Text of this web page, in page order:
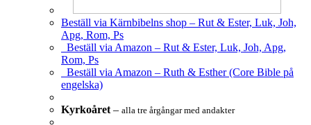
Beställ via Kärnbibelns shop – Rut & Ester, Luk, Joh,
Apg, Rom, Ps
Beställ via Amazon – Rut & Ester, Luk, Joh, Apg,
Rom, Ps
Beställ via Amazon – Ruth & Esther (Core Bible på
engelska)
Kyrkoåret – alla tre årgångar med andakter